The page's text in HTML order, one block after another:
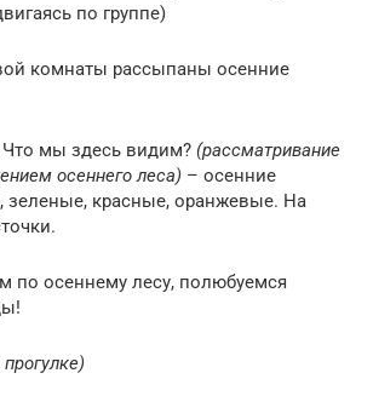
по группе)
комнаты рассыпаны осенние
мы здесь видим? (рассматривание
осеннего леса) – осенние
зеленые, красные, оранжевые. На
по осеннему лесу, полюбуемся